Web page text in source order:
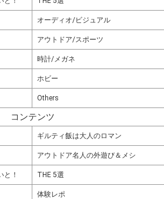
オーディオ/ビジュアル
アウトドア/スポーツ
時計/メガネ
ホビー
Others
コンテンツ
ギルティ飯は大人のロマン
アウトドア名人の外遊び＆メシ
と！ THE 5選
体験レポ